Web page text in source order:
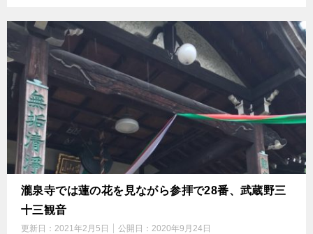
瀧泉寺では蓮の花を見ながら参拝で28番、武蔵野三
十三観音
更新日： 2021年2月5日 公開日： 2020年9月24日